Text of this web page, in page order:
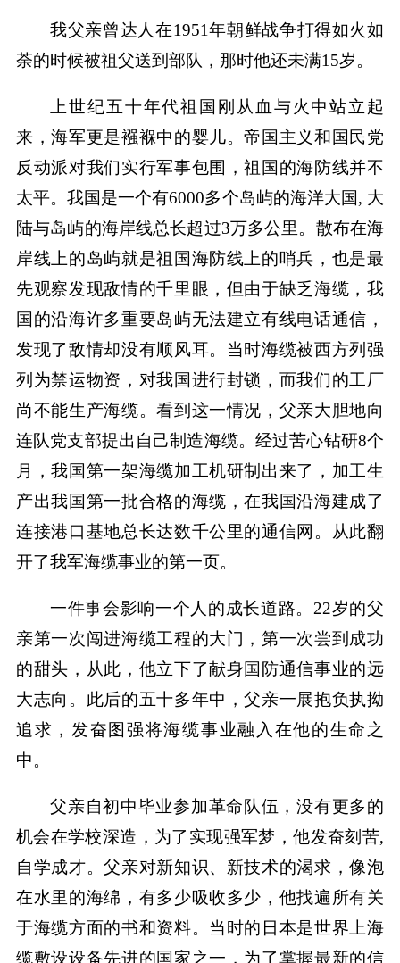
我父亲曾达人在1951年朝鲜战争打得如火如
荼的时候被祖父送到部队，那时他还未满15岁。
上世纪五十年代祖国刚从血与火中站立起
来，海军更是襁褓中的婴儿。帝国主义和国民党
反动派对我们实行军事包围，祖国的海防线并不
太平。我国是一个有6000多个岛屿的海洋大国, 大
陆与岛屿的海岸线总长超过3万多公里。散布在海
岸线上的岛屿就是祖国海防线上的哨兵，也是最
先观察发现敌情的千里眼，但由于缺乏海缆，我
国的沿海许多重要岛屿无法建立有线电话通信，
发现了敌情却没有顺风耳。当时海缆被西方列强
列为禁运物资，对我国进行封锁，而我们的工厂
尚不能生产海缆。看到这一情况，父亲大胆地向
连队党支部提出自己制造海缆。经过苦心钻研8个
月，我国第一架海缆加工机研制出来了，加工生
产出我国第一批合格的海缆，在我国沿海建成了
连接港口基地总长达数千公里的通信网。从此翻
开了我军海缆事业的第一页。
一件事会影响一个人的成长道路。22岁的父
亲第一次闯进海缆工程的大门，第一次尝到成功
的甜头，从此，他立下了献身国防通信事业的远
大志向。此后的五十多年中，父亲一展抱负执拗
追求，发奋图强将海缆事业融入在他的生命之
中。
父亲自初中毕业参加革命队伍，没有更多的
机会在学校深造，为了实现强军梦，他发奋刻苦,
自学成才。父亲对新知识、新技术的渴求，像泡
在水里的海绵，有多少吸收多少，他找遍所有关
于海缆方面的书和资料。当时的日本是世界上海
缆敷设设备先进的国家之一，为了掌握最新的信